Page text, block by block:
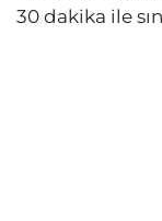
30 dakika ile